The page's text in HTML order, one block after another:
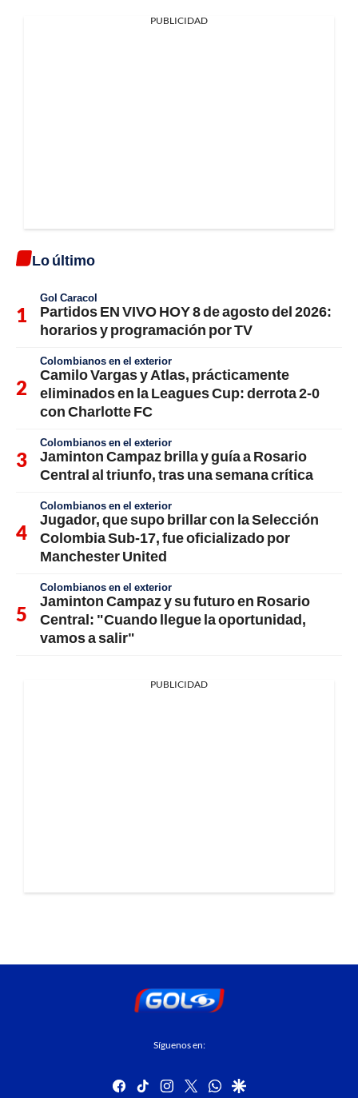
PUBLICIDAD
Lo último
Gol Caracol
Partidos EN VIVO HOY 8 de agosto del 2026:
horarios y programación por TV
Colombianos en el exterior
Camilo Vargas y Atlas, prácticamente
eliminados en la Leagues Cup: derrota 2-0
con Charlotte FC
Colombianos en el exterior
Jaminton Campaz brilla y guía a Rosario
Central al triunfo, tras una semana crítica
Colombianos en el exterior
Jugador, que supo brillar con la Selección
Colombia Sub-17, fue oficializado por
Manchester United
Colombianos en el exterior
Jaminton Campaz y su futuro en Rosario
Central: "Cuando llegue la oportunidad,
vamos a salir"
PUBLICIDAD
Síguenos en:
facebook
tiktok instagram
twitterwhatsapp
google